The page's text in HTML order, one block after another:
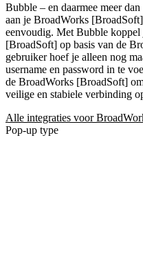
Bubble – en daarmee meer
aan je BroadWorks
eenvoudig. Met Bubble
[BroadSoft] op basis van de
gebruiker hoef je alleen nog
username en password in te
de BroadWorks [BroadSoft]
veilige en stabiele verbinding
Alle integraties voor
Pop-up type